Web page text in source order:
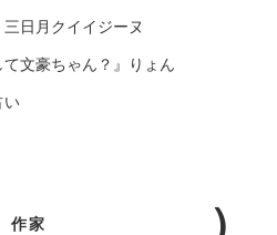
日月クイイジーヌ
文豪ちゃん？』りょん
い
作家